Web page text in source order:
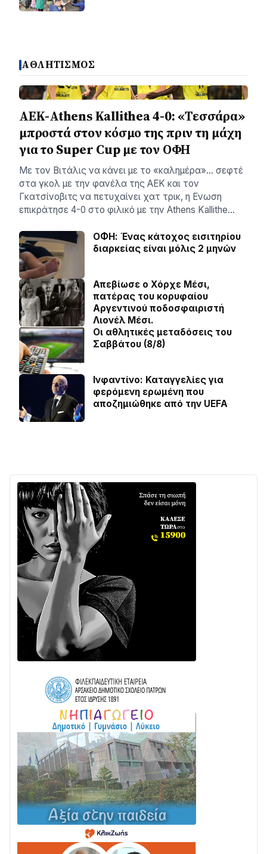
ΑΘΛΗΤΙΣΜΟΣ
ΑΕΚ-Athens Kallithea 4-0: «Τεσσάρα»
μπροστά στον κόσμο της πριν τη μάχη
για το Super Cup με τον ΟΦΗ
Με τον Βιτάλις να κάνει με το «καλημέρα»… σεφτέ
στα γκολ με την φανέλα της ΑΕΚ και τον
Γκατσίνοβιτς να πετυχαίνει χατ τρικ, η Ενωση
επικράτησε 4-0 στο φιλικό με την Athens Kallithe…
ΟΦΗ: Ένας κάτοχος εισιτηρίου
διαρκείας είναι μόλις 2 μηνών
Απεβίωσε ο Χόρχε Μέσι,
πατέρας του κορυφαίου
Αργεντινού ποδοσφαιριστή
Λιονέλ Μέσι.
Οι αθλητικές μεταδόσεις του
Σαββάτου (8/8)
Ινφαντίνο: Καταγγελίες για
φερόμενη ερωμένη που
αποζημιώθηκε από την UEFA